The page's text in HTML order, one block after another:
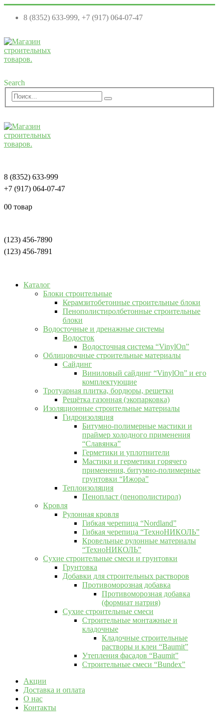
8 (8352) 633-999, +7 (917) 064-07-47
Search
8 (8352) 633-999
+7 (917) 064-07-47
00 товар
(123) 456-7890
(123) 456-7891
Каталог
Блоки строительные
Керамзитобетонные строительные блоки
Пенополистиролбетонные строительные
блоки
Водосточные и дренажные системы
Водосток
Водосточная система “VinylOn”
Облицовочные строительные материалы
Сайдинг
Виниловый сайдинг “VinylOn” и его
комплектующие
Тротуарная плитка, бордюры, решетки
Решётка газонная (экопарковка)
Изоляционные строительные материалы
Гидроизоляция
Битумно-полимерные мастики и
праймер холодного применения
“Славянка”
Герметики и уплотнители
Мастики и герметики горячего
применения, битумно-полимерные
грунтовки “Ижора”
Теплоизоляция
Пенопласт (пенополистирол)
Кровля
Рулонная кровля
Гибкая черепица “Nordland”
Гибкая черепица “ТехноНИКОЛЬ”
Кровельные рулонные материалы
“ТехноНИКОЛЬ”
Сухие строительные смеси и грунтовки
Грунтовка
Добавки для строительных растворов
Противоморозная добавка
Противоморозная добавка
(формиат натрия)
Сухие строительные смеси
Строительные монтажные и
кладочные
Кладочные строительные
растворы и клеи “Baumit”
Утепления фасадов “Baumit”
Строительные смеси “Bundex”
Акции
Доставка и оплата
О нас
Контакты